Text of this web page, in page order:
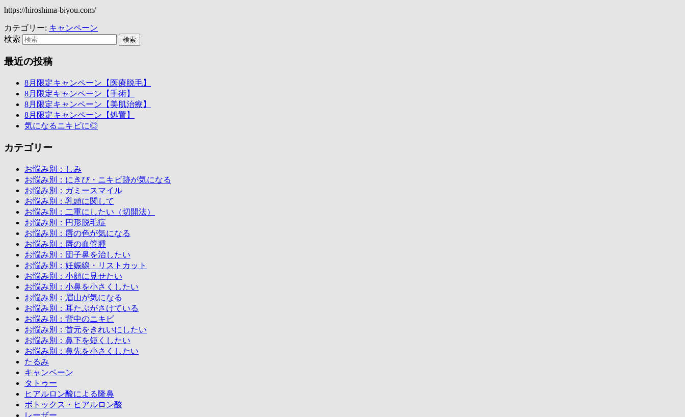
https://hiroshima-biyou.com/
カテゴリー: キャンペーン
検索
最近の投稿
8月限定キャンペーン【医療脱毛】
8月限定キャンペーン【手術】
8月限定キャンペーン【美肌治療】
8月限定キャンペーン【処置】
気になるニキビに◎
カテゴリー
お悩み別：しみ
お悩み別：にきび・ニキビ跡が気になる
お悩み別：ガミースマイル
お悩み別：乳頭に関して
お悩み別：二重にしたい（切開法）
お悩み別：円形脱毛症
お悩み別：唇の色が気になる
お悩み別：唇の血管腫
お悩み別：団子鼻を治したい
お悩み別：妊娠線・リストカット
お悩み別：小顔に見せたい
お悩み別：小鼻を小さくしたい
お悩み別：眉山が気になる
お悩み別：耳たぶがさけている
お悩み別：背中のニキビ
お悩み別：首元をきれいにしたい
お悩み別：鼻下を短くしたい
お悩み別：鼻先を小さくしたい
たるみ
キャンペーン
タトゥー
ヒアルロン酸による隆鼻
ボトックス・ヒアルロン酸
レーザー